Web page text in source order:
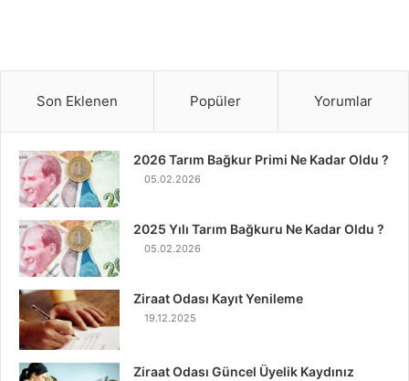
Son Eklenen Popüler Yorumlar
2026 Tarım Bağkur Primi Ne Kadar Oldu ?
05.02.2026
2025 Yılı Tarım Bağkuru Ne Kadar Oldu ?
05.02.2026
Ziraat Odası Kayıt Yenileme
19.12.2025
Ziraat Odası Güncel Üyelik Kaydınız